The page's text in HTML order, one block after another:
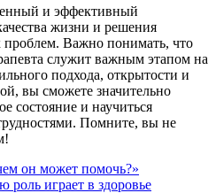
и эффективный
жизни и решения
проблем. Важно понимать, что
служит важным этапом на
подхода, открытости и
вы сможете значительно
состояние и научиться
Помните, вы не
он может помочь?»
роль играет в здоровье